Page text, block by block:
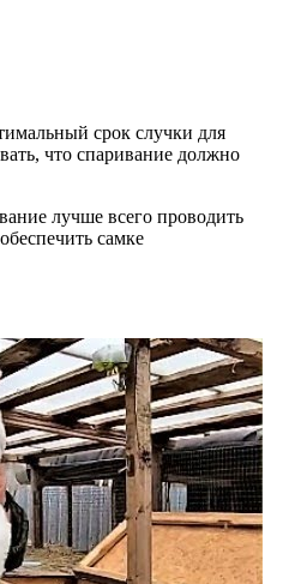
срок случки для
что спаривание должно
лучше всего проводить
самке